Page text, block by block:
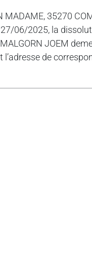
35270
06/2025, la
JOEM
de